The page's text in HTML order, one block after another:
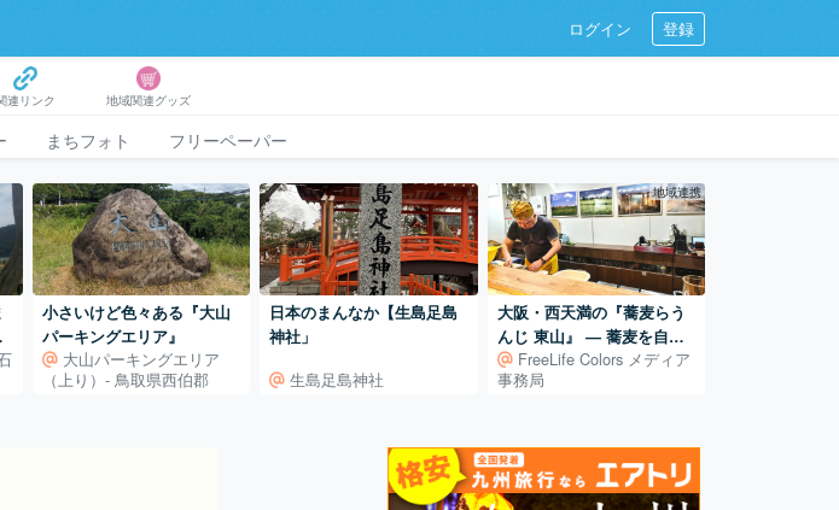
ログイン 登録
連リンク 地域関連グッズ
まちフォト フリーペーパー
小さいけど色々ある『大山
パーキングエリア』
大山パーキングエリア
（上り）- 鳥取県西伯郡
日本のまんなか【生島足島
神社」
生島足島神社
地域連携
大阪・西天満の『蕎麦らう
んじ 東山』 ― 蕎麦を自ら
学び、打ち続ける日常
FreeLife Colors メディア
事務局